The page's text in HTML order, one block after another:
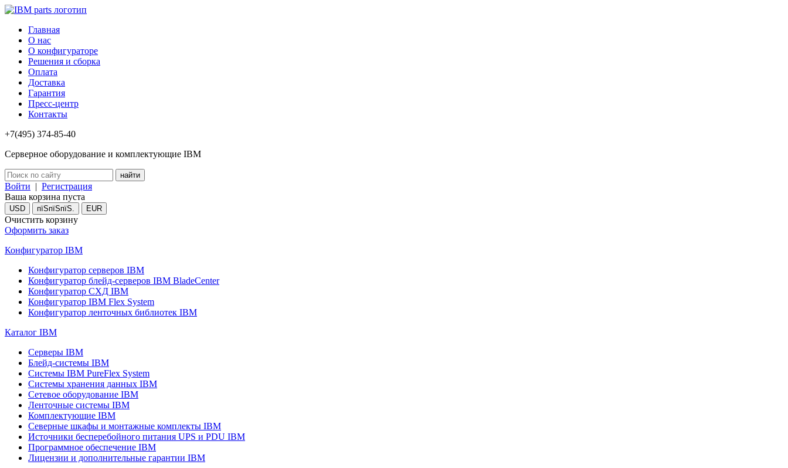
Главная
О нас
О конфигураторе
Решения и сборка
Оплата
Доставка
Гарантия
Пресс-центр
Контакты
+7(495) 374-85-40
Серверное оборудование и комплектующие IBM
Войти | Регистрация
Ваша корзина пуста
USD пїЅпїЅпїЅ. EUR
Очистить корзину
Оформить заказ
Конфигуратор IBM
Конфигуратор серверов IBM
Конфигуратор блейд-серверов IBM BladeCenter
Конфигуратор СХД IBM
Конфигуратор IBM Flex System
Конфигуратор ленточных библиотек IBM
Каталог IBM
Серверы IBM
Блейд-системы IBM
Системы IBM PureFlex System
Системы хранения данных IBM
Сетевое оборудование IBM
Ленточные системы IBM
Комплектующие IBM
Северные шкафы и монтажные комплекты IBM
Источники бесперебойного питания UPS и PDU IBM
Программное обеспечение IBM
Лицензии и дополнительные гарантии IBM